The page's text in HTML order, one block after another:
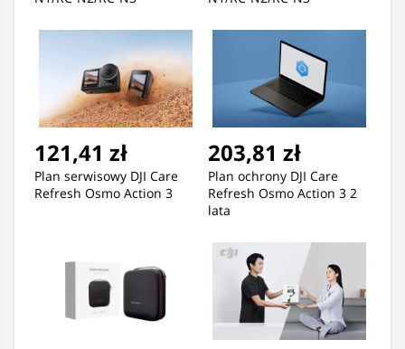
121,41 zł
Plan serwisowy DJI Care
Refresh Osmo Action 3
203,81 zł
Plan ochrony DJI Care
Refresh Osmo Action 3 2
lata